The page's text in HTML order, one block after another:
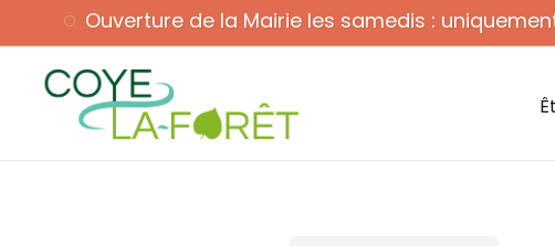
content
main
navigation
footer
Ouverture de la Mairie les samedis :
Ouverture : ma, me, ve : 9h - 12h & 14h30 - 17h30 sa : 9h - 12h